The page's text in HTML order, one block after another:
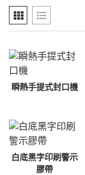
瞬熱手提式封口機
白底黑字印刷警示
膠帶